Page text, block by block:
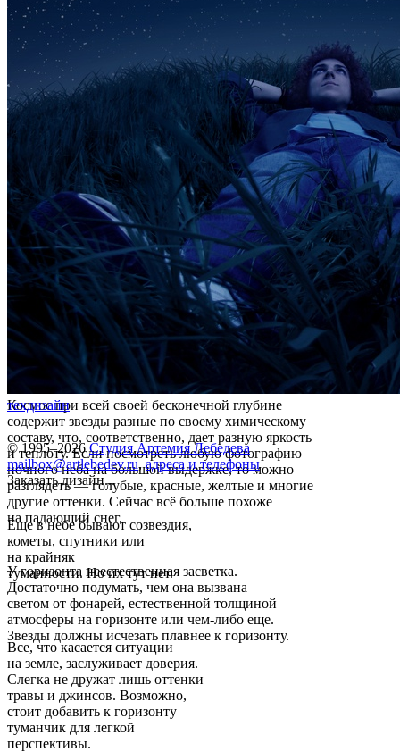
Космос при всей своей бесконечной глубине
содержит звезды разные по своему химическому
составу, что, соответственно, дает разную яркость
и теплоту. Если посмотреть любую фотографию
ночного неба на большой выдержке, то можно
разглядеть — голубые, красные, желтые и многие
другие оттенки. Сейчас всё больше похоже
на падающий снег.
Еще в небе бывают созвездия,
кометы, спутники или
на крайняк
туманности. Но их тут нет.
У горизонта неестественная засветка.
Достаточно подумать, чем она вызвана —
светом от фонарей, естественной толщиной
атмосферы на горизонте или чем-либо еще.
Звезды должны исчезать плавнее к горизонту.
Все, что касается ситуации
на земле, заслуживает доверия.
Слегка не дружат лишь оттенки
травы и джинсов. Возможно,
стоит добавить к горизонту
туманчик для легкой
перспективы.
техдизайн
© 1995–2026 Студия Артемия Лебедева
mailbox@artlebedev.ru, адреса и телефоны
Заказать дизайн...